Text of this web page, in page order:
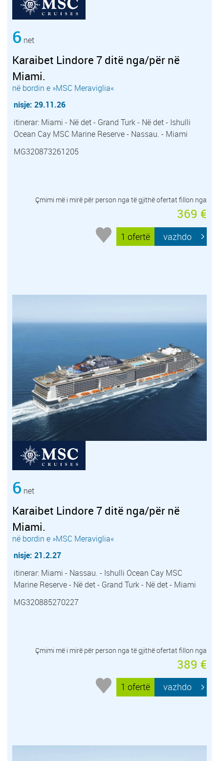
6 net
Karaibet Lindore 7 ditë nga/për në
Miami.
në bordin e »MSC Meraviglia«
nisje: 29.11.26
itinerar: Miami - Në det - Grand Turk - Në det - Ishulli
Ocean Cay MSC Marine Reserve - Nassau. - Miami
MG320873261205
Çmimi më i mirë për person nga të gjithë ofertat fillon nga
369 €
1 ofertë vazhdo
6 net
Karaibet Lindore 7 ditë nga/për në
Miami.
në bordin e »MSC Meraviglia«
nisje: 21.2.27
itinerar: Miami - Nassau. - Ishulli Ocean Cay MSC
Marine Reserve - Në det - Grand Turk - Në det - Miami
MG320885270227
Çmimi më i mirë për person nga të gjithë ofertat fillon nga
389 €
1 ofertë vazhdo